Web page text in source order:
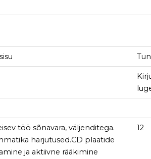
töö sõnavara, väljenditega.
harjutused.CD plaatide
ja aktiivne rääkimine
12